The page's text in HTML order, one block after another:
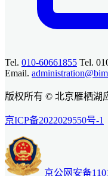
Tel. 010-60661855 Tel.
Email.
版权所有 © 北京雁栖湖
京ICP备2022029550号-1
京公网安备